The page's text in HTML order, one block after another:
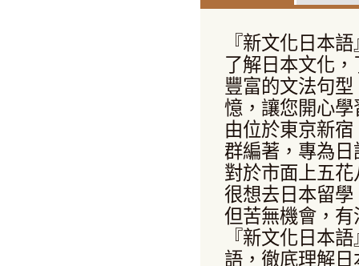
『新文化日本語
了解日本文化
豐富的文法句
憶，讓您開心
由位於東京新
群編著，專為
對於市面上五
很想去日本留
但苦無機會，
『新文化日本
語，徹底理解日